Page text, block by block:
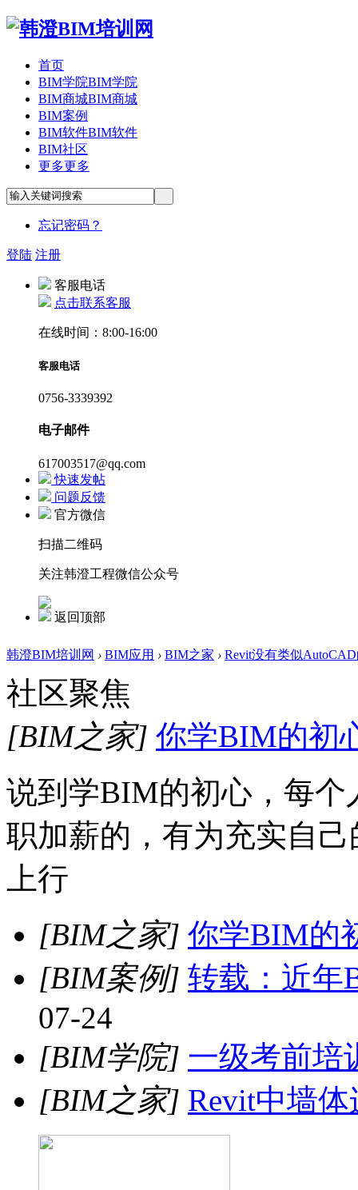
首页
BIM学院BIM学院
BIM商城BIM商城
BIM案例
BIM软件BIM软件
BIM社区
更多更多
忘记密码？
登陆 注册
客服电话
点击联系客服
在线时间：8:00-16:00
客服电话
0756-3339392
电子邮件
617003517@qq.com
快速发帖
问题反馈
官方微信
扫描二维码
关注韩澄工程微信公众号
返回顶部
韩澄BIM培训网 › BIM应用 › BIM之家 › Revit没有类似
社区聚焦
[BIM之家] 你学BIM的初
说到学BIM的初心，每
职加薪的，有为充实自
上行
[BIM之家] 你学BIM的
[BIM案例] 转载：近年
07-24
[BIM学院] 一级考前培
[BIM之家] Revit中墙